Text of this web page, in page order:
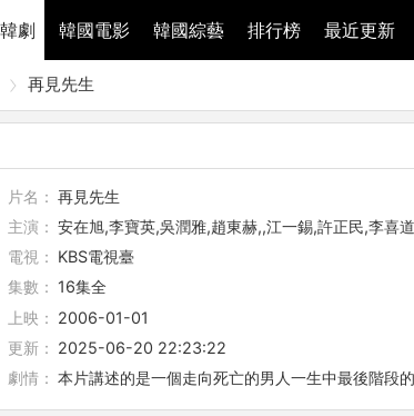
韓劇 韓國電影 韓國綜藝 排行榜 最近更新
再見先生
片名： 再見先生
主演： 安在旭,李寶英,吳潤雅,趙東赫,,江一錫,許正民,李喜
電視： KBS電視臺
集數： 16集全
上映： 2006-01-01
更新： 2025-06-20 22:23:22
劇情： 本片講述的是一個走向死亡的男人一生中最後階段